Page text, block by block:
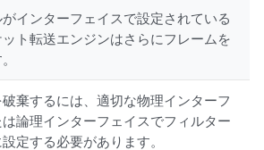
インターフェイスで設定されている
ト転送エンジンはさらにフレームを
棄するには、適切な物理インターフ
は論理インターフェイスでフィルター
定する必要があります。